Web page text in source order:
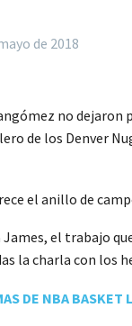
de 2018
no dejaron
de los Denver
el anillo de
el trabajo
la charla con los
DE NBA BASKET